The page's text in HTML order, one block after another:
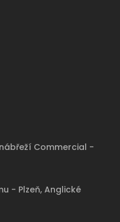
Commercial -
- Plzeň, Anglické